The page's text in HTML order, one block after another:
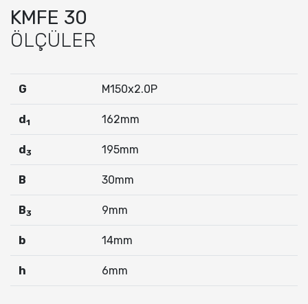
KMFE 30
ÖLÇÜLER
G M150x2.0P
d1 162mm
d3 195mm
B 30mm
B3 9mm
b 14mm
h 6mm